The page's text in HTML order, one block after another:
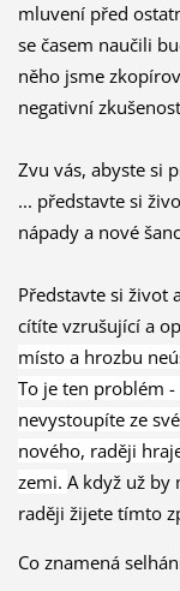
mluvení před
se časem naučili
něho jsme
negativní
Zvu vás, abyste si
... představte si
nápady a nové
Představte si život
cítíte vzrušující a
místo a hrozbu
To je ten problém
nevystoupíte ze
nového, raději
zemi. A když už
raději žijete tímto
Co znamená